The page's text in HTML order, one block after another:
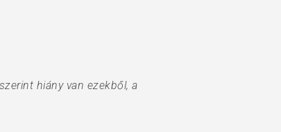
hiány van ezekből, a